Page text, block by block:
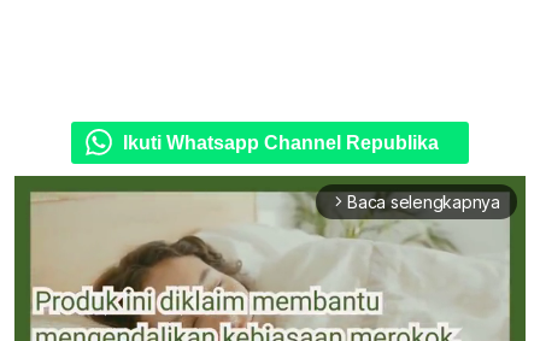
Ikuti Whatsapp Channel Republika
arrow_forward_ios Baca selengkapnya